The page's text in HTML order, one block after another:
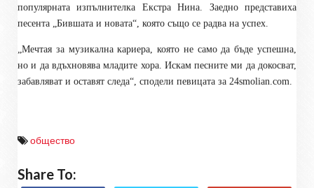
популярната изпълнителка Екстра Нина. Заедно представиха
песента „Бившата и новата“, която също се радва на успех.
„Мечтая за музикална кариера, която не само да бъде успешна,
но и да вдъхновява младите хора. Искам песните ми да докосват,
забавляват и оставят следа“, сподели певицата за 24smolian.com.
общество
Share To: